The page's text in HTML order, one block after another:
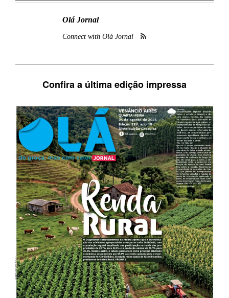
Olá Jornal
Connect with Olá Jornal
Confira a última edição impressa